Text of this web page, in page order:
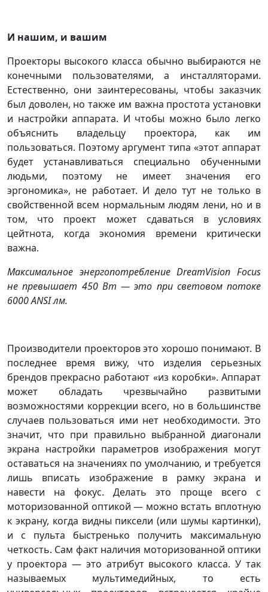
И нашим, и вашим
Проекторы высокого класса обычно выбираются не
конечными пользователями, а инсталляторами.
Естественно, они заинтересованы, чтобы заказчик
был доволен, но также им важна простота установки
и настройки аппарата. И чтобы можно было легко
объяснить владельцу проектора, как им
пользоваться. Поэтому аргумент типа «этот аппарат
будет устанавливаться специально обученными
людьми, поэтому не имеет значения его
эргономика», не работает. И дело тут не только в
свойственной всем нормальным людям лени, но и в
том, что проект может сдаваться в условиях
цейтнота, когда экономия времени критически
важна.
Максимальное энергопотребление DreamVision Focus
не превышает 450 Вт — это при световом потоке
6000 ANSI лм.
Производители проекторов это хорошо понимают. В
последнее время вижу, что изделия серьезных
брендов прекрасно работают «из коробки». Аппарат
может обладать чрезвычайно развитыми
возможностями коррекции всего, но в большинстве
случаев пользоваться ими нет необходимости. Это
значит, что при правильно выбранной диагонали
экрана настройки параметров изображения могут
оставаться на значениях по умолчанию, и требуется
лишь вписать изображение в рамку экрана и
навести на фокус. Делать это проще всего с
моторизованной оптикой — можно встать вплотную
к экрану, когда видны пиксели (или шумы картинки),
и с пульта быстренько получить максимальную
четкость. Сам факт наличия моторизованной оптики
у проектора — это атрибут высокого класса. У так
называемых мультимедийных, то есть